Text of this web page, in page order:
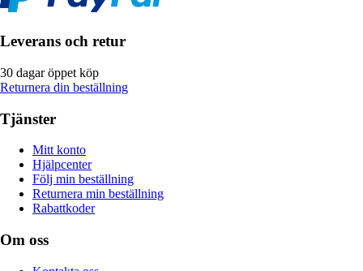
Leverans och retur
30 dagar öppet köp
Returnera din beställning
Tjänster
Mitt konto
Hjälpcenter
Följ min beställning
Returnera min beställning
Rabattkoder
Om oss